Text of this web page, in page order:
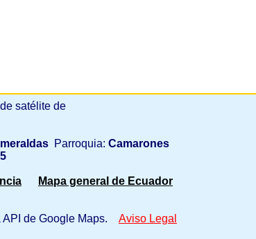
satélite de
Parroquia: Camarones
Mapa general de Ecuador
API de Google Maps. Aviso Legal